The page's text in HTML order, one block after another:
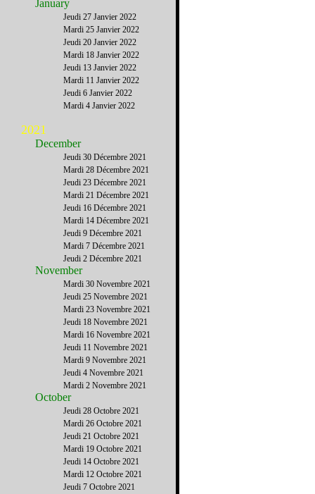
January
Jeudi 27 Janvier 2022
Mardi 25 Janvier 2022
Jeudi 20 Janvier 2022
Mardi 18 Janvier 2022
Jeudi 13 Janvier 2022
Mardi 11 Janvier 2022
Jeudi 6 Janvier 2022
Mardi 4 Janvier 2022
2021
December
Jeudi 30 Décembre 2021
Mardi 28 Décembre 2021
Jeudi 23 Décembre 2021
Mardi 21 Décembre 2021
Jeudi 16 Décembre 2021
Mardi 14 Décembre 2021
Jeudi 9 Décembre 2021
Mardi 7 Décembre 2021
Jeudi 2 Décembre 2021
November
Mardi 30 Novembre 2021
Jeudi 25 Novembre 2021
Mardi 23 Novembre 2021
Jeudi 18 Novembre 2021
Mardi 16 Novembre 2021
Jeudi 11 Novembre 2021
Mardi 9 Novembre 2021
Jeudi 4 Novembre 2021
Mardi 2 Novembre 2021
October
Jeudi 28 Octobre 2021
Mardi 26 Octobre 2021
Jeudi 21 Octobre 2021
Mardi 19 Octobre 2021
Jeudi 14 Octobre 2021
Mardi 12 Octobre 2021
Jeudi 7 Octobre 2021